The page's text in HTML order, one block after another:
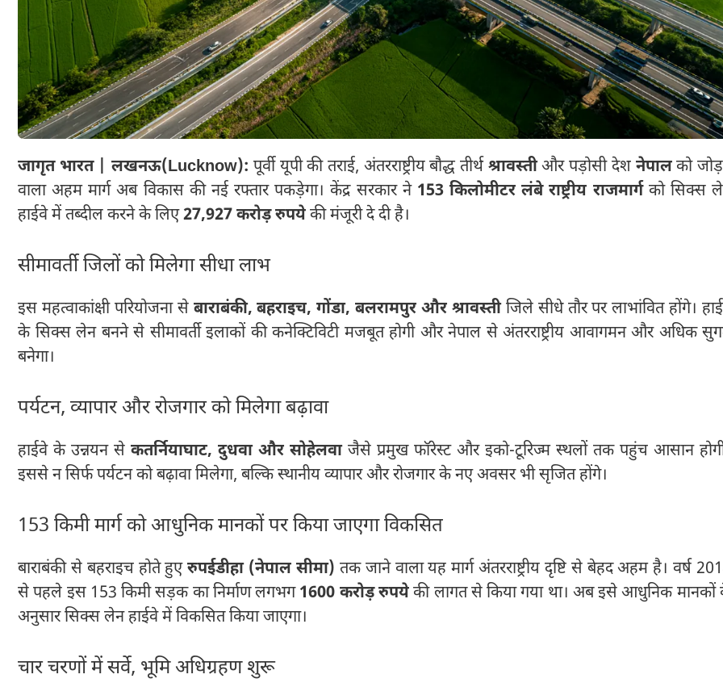
जागृत भारत | लखनऊ(Lucknow): पूर्वी यूपी की तराई, अंतरराष्ट्रीय बौद्ध तीर्थश्रावस्तीऔर पड़ोसी देश नेपालको
वाला अहम मार्ग अब विकास की नई रफ्तार पकड़ेगा। केंद्र सरकार ने 153 किलोमीटर लंबे राष्ट्रीय राजमार्गको सिक्स
हाईवे में तब्दील करने के लिए27,927 करोड़ रुपयेकी मंजूरी दे दी है।
सीमावर्ती जिलों को मिलेगा सीधा लाभ
इस महत्वाकांक्षी परियोजना से बाराबंकी, बहराइच, गोंडा, बलरामपुर और श्रावस्तीजिले सीधे तौर पर लाभांवित होंगे।
के सिक्स लेन बनने से सीमावर्ती इलाकों की कनेक्टिविटी मजबूत होगी और नेपाल से अंतरराष्ट्रीय आवागमन और अधिक
बनेगा।
पर्यटन, व्यापार और रोजगार को मिलेगा बढ़ावा
हाईवे के उन्नयन से कतर्नियाघाट, दुधवा और सोहेलवाजैसे प्रमुख फॉरेस्ट और इको-टूरिज्म स्थलों तक पहुंच आसान
इससे न सिर्फ पर्यटन को बढ़ावा मिलेगा, बल्कि स्थानीय व्यापार और रोजगार के नए अवसर भी सृजित होंगे।
153 किमी मार्ग को आधुनिक मानकों पर किया जाएगा विकसित
बाराबंकी से बहराइच होते हुएरुपईडीहा (नेपाल सीमा) तक जाने वाला यह मार्ग अंतरराष्ट्रीय दृष्टि से बेहद अहम है। वर्ष
से पहले इस 153 किमी सड़क का निर्माण लगभग1600 करोड़ रुपयेकी लागत से किया गया था। अब इसे आधुनिक मानकों
अनुसार सिक्स लेन हाईवे में विकसित किया जाएगा।
चार चरणों में सर्वे, भूमि अधिग्रहण शुरू